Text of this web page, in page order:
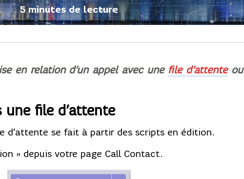
5 minutes de lecture
en relation d’un appel avec une file d’attenteou
file d’attente
d’attente se fait à partir des scripts en édition.
» depuis votre page Call Contact.